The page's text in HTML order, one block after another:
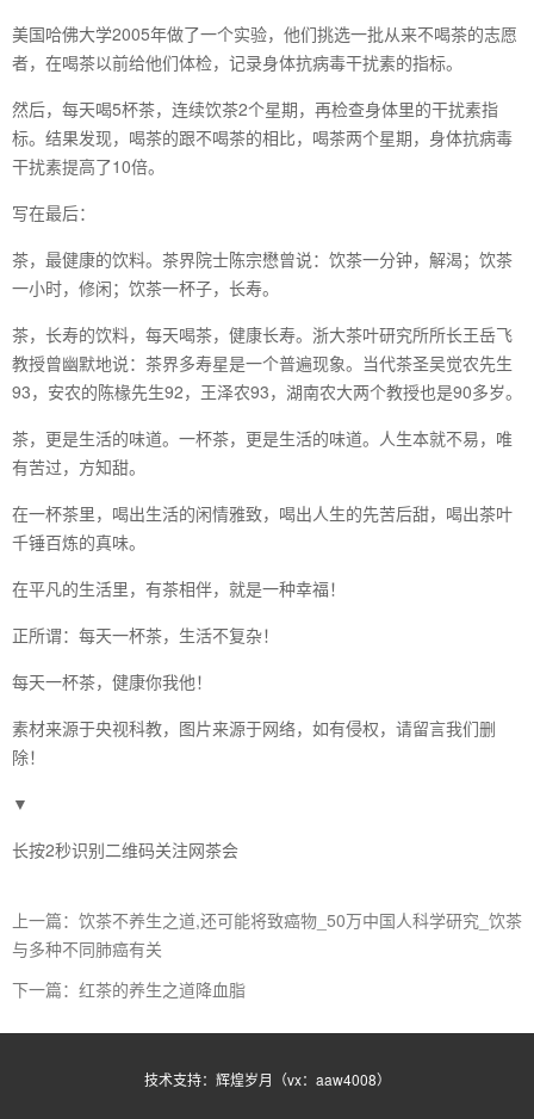
美国哈佛大学2005年做了一个实验，他们挑选一批从来不喝茶的志愿
者，在喝茶以前给他们体检，记录身体抗病毒干扰素的指标。
然后，每天喝5杯茶，连续饮茶2个星期，再检查身体里的干扰素指
标。结果发现，喝茶的跟不喝茶的相比，喝茶两个星期，身体抗病毒
干扰素提高了10倍。
写在最后：
茶，最健康的饮料。茶界院士陈宗懋曾说：饮茶一分钟，解渴；饮茶
一小时，修闲；饮茶一杯子，长寿。
茶，长寿的饮料，每天喝茶，健康长寿。浙大茶叶研究所所长王岳飞
教授曾幽默地说：茶界多寿星是一个普遍现象。当代茶圣吴觉农先生
93，安农的陈椽先生92，王泽农93，湖南农大两个教授也是90多岁。
茶，更是生活的味道。一杯茶，更是生活的味道。人生本就不易，唯
有苦过，方知甜。
在一杯茶里，喝出生活的闲情雅致，喝出人生的先苦后甜，喝出茶叶
千锤百炼的真味。
在平凡的生活里，有茶相伴，就是一种幸福！
正所谓：每天一杯茶，生活不复杂！
每天一杯茶，健康你我他！
素材来源于央视科教，图片来源于网络，如有侵权，请留言我们删
除！
▼
长按2秒识别二维码关注网茶会
上一篇：饮茶不养生之道,还可能将致癌物_50万中国人科学研究_饮茶
与多种不同肺癌有关
下一篇：红茶的养生之道降血脂
技术支持：辉煌岁月（vx：aaw4008）